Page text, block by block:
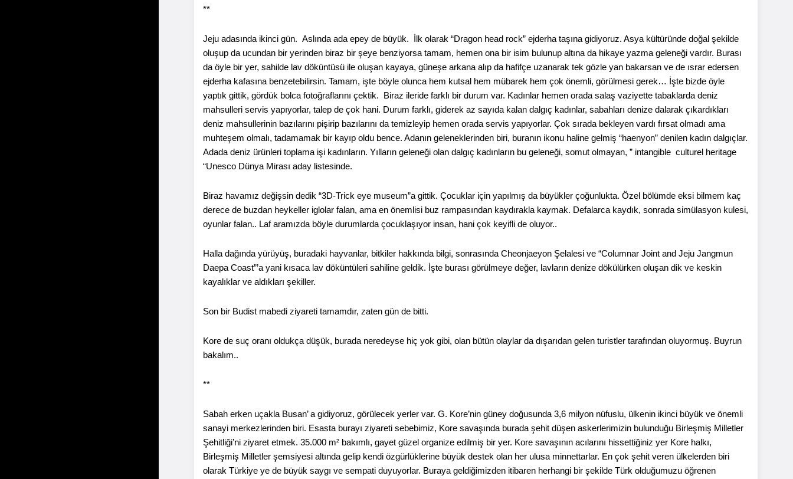
**
Jeju adasında ikinci gün. Aslında ada epey de büyük. İlk olarak “Dragon head rock” ejderha taşına gidiyoruz. Asya kültüründe doğal şekilde
oluşup da ucundan bir yerinden biraz bir şeye benziyorsa tamam, hemen ona bir isim bulunup altına da hikaye yazma geleneği vardır. Burası
da öyle bir yer, sahilde lav döküntüsü ile oluşan kayaya, güneşe arkana alıp da hafifçe uzanarak tek gözle yan bakarsan ve de ısrar edersen
ejderha kafasına benzetebilirsin. Tamam, işte böyle olunca hem kutsal hem mübarek hem çok önemli, görülmesi gerek… İşte bizde öyle
yaptık gittik, gördük bolca fotoğraflarını çektik. Biraz ileride farklı bir durum var. Kadınlar hemen orada salaş vaziyette tabaklarda deniz
mahsulleri servis yapıyorlar, talep de çok hani. Durum farklı, giderek az sayıda kalan dalgıç kadınlar, sabahları denize dalarak çıkardıkları
deniz mahsullerinin bazılarını pişirip bazılarını da temizleyip hemen orada servis yapıyorlar. Çok sırada bekleyen vardı fırsat olmadı ama
muhteşem olmalı, tadamamak bir kayıp oldu bence. Adanın geleneklerinden biri, buranın ikonu haline gelmiş “haenyon” denilen kadın dalgıçlar.
Adada deniz ürünleri toplama işi kadınların. Yılların geleneği olan dalgıç kadınların bu geleneği, somut olmayan, ” intangible culturel heritage
“Unesco Dünya Mirası aday listesinde.
Biraz havamız değişsin dedik “3D-Trick eye museum”a gittik. Çocuklar için yapılmış da büyükler çoğunlukta. Özel bölümde eksi bilmem kaç
derece de buzdan heykeller iglolar falan, ama en önemlisi buz rampasından kaydırakla kaymak. Defalarca kaydık, sonrada simülasyon kulesi,
oyunlar falan.. Laf aramızda böyle durumlarda çocuklaşıyor insan, hani çok keyifli de oluyor..
Halla dağında yürüyüş, buradaki hayvanlar, bitkiler hakkında bilgi, sonrasında Cheonjaeyon Şelalesi ve “Columnar Joint and Jeju Jangmun
Daepa Coast”’a yani kısaca lav döküntüleri sahiline geldik. İşte burası görülmeye değer, lavların denize dökülürken oluşan dik ve keskin
kayalıklar ve aldıkları şekiller.
Son bir Budist mabedi ziyareti tamamdır, zaten gün de bitti.
Kore de suç oranı oldukça düşük, burada neredeyse hiç yok gibi, olan bütün olaylar da dışarıdan gelen turistler tarafından oluyormuş. Buyrun
bakalım..
**
Sabah erken uçakla Busan’ a gidiyoruz, görülecek yerler var. G. Kore’nin güney doğusunda 3,6 milyon nüfuslu, ülkenin ikinci büyük ve önemli
sanayi merkezlerinden biri. Esasta burayı ziyareti sebebimiz, Kore savaşında burada şehit düşen askerlerimizin bulunduğu Birleşmiş Milletler
Şehitliği’ni ziyaret etmek. 35.000 m² bakımlı, gayet güzel organize edilmiş bir yer. Kore savaşının acılarını hissettiğiniz yer Kore halkı,
Birleşmiş Milletler şemsiyesi altında gelip kendi özgürlüklerine büyük destek olan her ulusa minnettarlar. En çok şehit veren ülkelerden biri
olarak Türkiye ye de büyük saygı ve sempati duyuyorlar. Buraya geldiğimizden itibaren herhangi bir şekilde Türk olduğumuzu öğrenen